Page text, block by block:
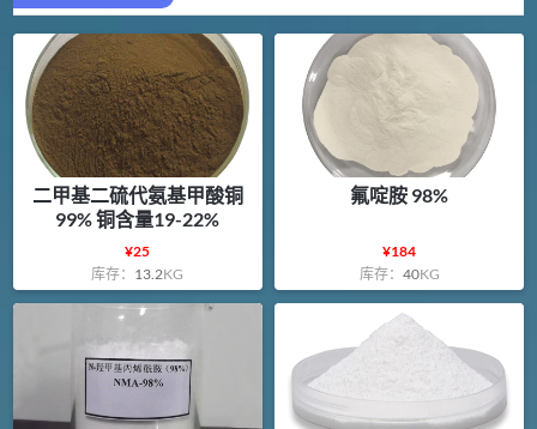
二甲基二硫代氨基甲酸铜
99% 铜含量19-22%
¥25
库存： 13.2KG
氟啶胺 98%
¥184
库存： 40KG